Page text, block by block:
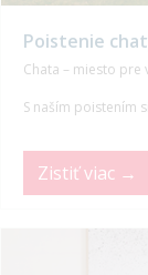
Poistenie
Chata – miesto pre
S naším poistením
Zistiť viac →